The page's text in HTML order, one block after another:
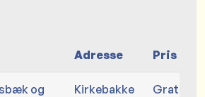
Adresse Pris
og
Kirkebakke
Gratis